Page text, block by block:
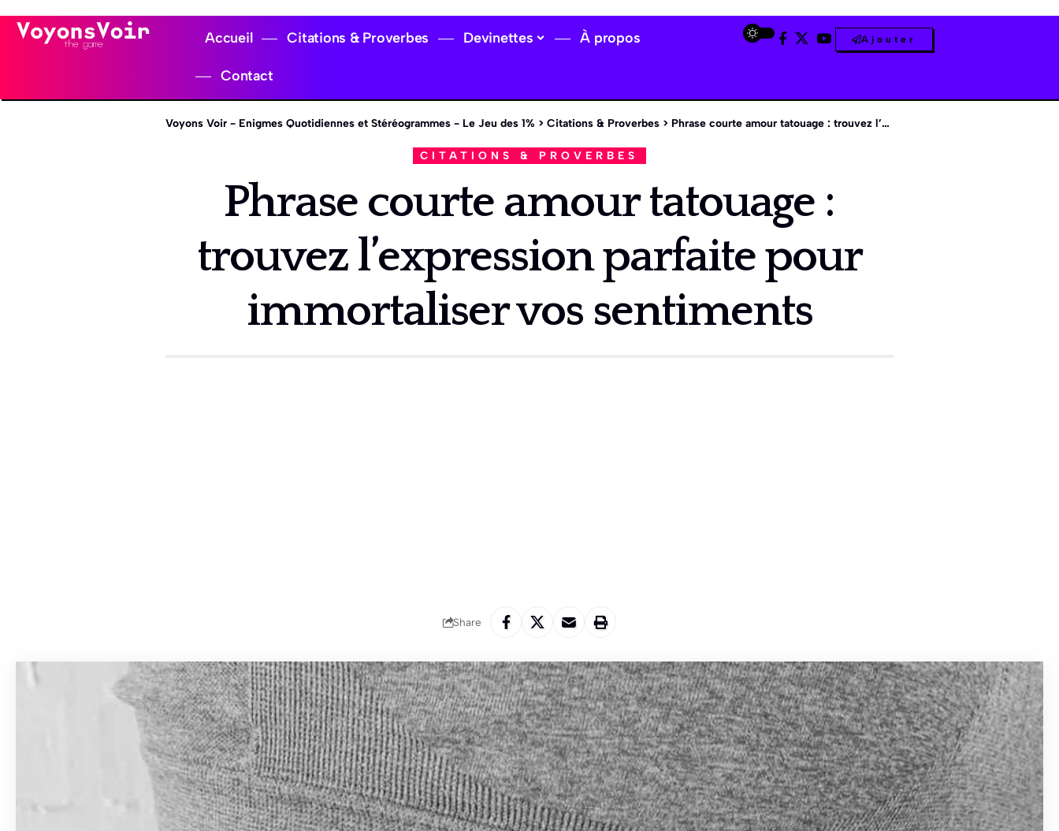
Accueil Citations & Proverbes Devinettes À propos
Contact
Ajouter
Voyons Voir - Enigmes Quotidiennes et Stéréogrammes - Le Jeu des 1% > Citations & Proverbes > Phrase courte amour tatouage : trouvez l’expression parfaite pour immortaliser vos sentiments
CITATIONS & PROVERBES
Phrase courte amour tatouage :
trouvez l’expression parfaite pour
immortaliser vos sentiments
Share